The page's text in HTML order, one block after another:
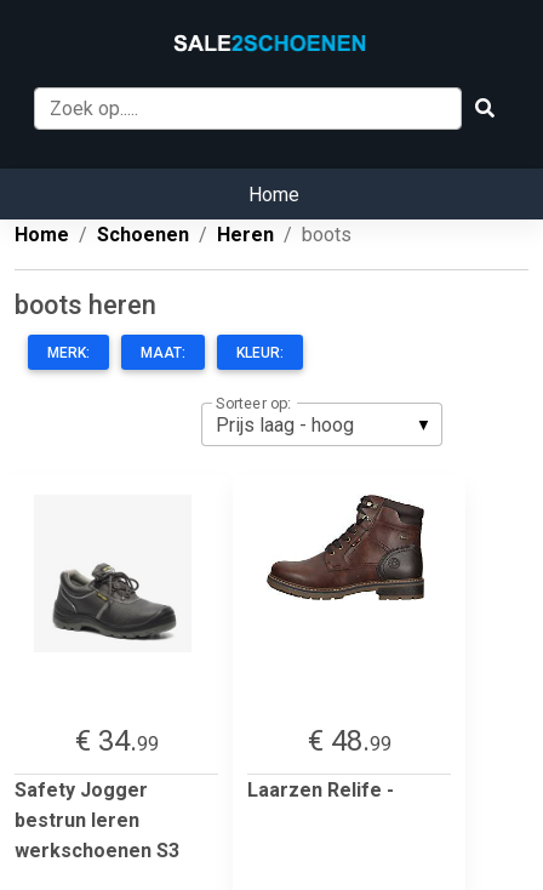
Home
Home
Schoenen Heren boots
boots heren
MERK: MAAT: KLEUR:
Sorteer op:
€ 34.99
Safety Jogger
bestrun leren
werkschoenen S3
€ 48.99
Laarzen Relife -